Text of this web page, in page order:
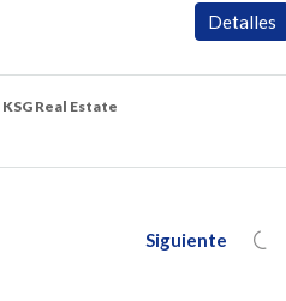
Detalles
KSG Real Estate
Siguiente